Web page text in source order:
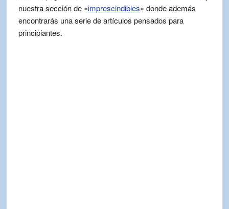
nuestra sección de «imprescindibles» donde además
encontrarás una serie de artículos pensados para
principiantes.